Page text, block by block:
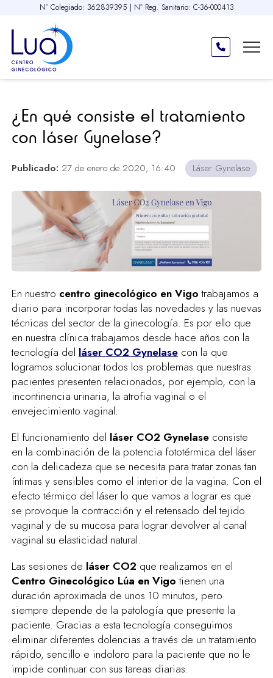
Nº Colegiado: 362839395 | Nº Reg. Sanitario: C-36-000413
¿En qué consiste el tratamiento
con láser Gynelase?
Publicado: 27 de enero de 2020, 16:40 Láser Gynelase
En nuestro centro ginecológico en Vigotrabajamos a
diario para incorporar todas las novedades y las nuevas
técnicas del sector de la ginecología. Es por ello que
en nuestra clínica trabajamos desde hace años con la
tecnología delláser CO2 Gynelasecon la que
logramos solucionar todos los problemas que nuestras
pacientes presenten relacionados, por ejemplo, con la
incontinencia urinaria, la atrofia vaginal o el
envejecimiento vaginal.
El funcionamiento del láser CO2 Gynelaseconsiste
en la combinación de la potencia fototérmica del láser
con la delicadeza que se necesita para tratar zonas tan
íntimas y sensibles como el interior de la vagina. Con el
efecto térmico del láser lo que vamos a lograr es que
se provoque la contracción y el retensado del tejido
vaginal y de su mucosa para lograr devolver al canal
vaginal su elasticidad natural.
Las sesiones de láser CO2 que realizamos en el
Centro Ginecológico Lúa en Vigotienen una
duración aproximada de unos 10 minutos, pero
siempre depende de la patología que presente la
paciente. Gracias a esta tecnología conseguimos
eliminar diferentes dolencias a través de un tratamiento
rápido, sencillo e indoloro para la paciente que no le
impide continuar con sus tareas diarias.